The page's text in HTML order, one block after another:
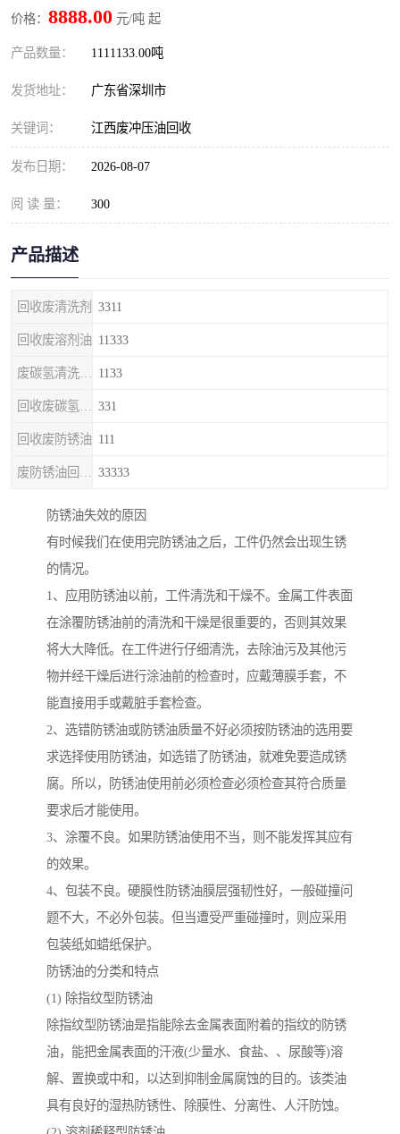
价格： 8888.00 元/吨 起
产品数量： 1111133.00吨
发货地址： 广东省深圳市
关键词： 江西废冲压油回收
发布日期： 2026-08-07
阅 读 量： 300
产品描述
回收废清洗剂 3311
回收废溶剂油 11333
1133
331
回收废防锈油 111
33333
防锈油失效的原因
有时候我们在使用完防锈油之后，工件仍然会出现生锈
的情况。
1、应用防锈油以前，工件清洗和干燥不。金属工件表面
在涂覆防锈油前的清洗和干燥是很重要的，否则其效果
将大大降低。在工件进行仔细清洗，去除油污及其他污
物并经干燥后进行涂油前的检查时，应戴薄膜手套，不
能直接用手或戴脏手套检查。
2、选错防锈油或防锈油质量不好必须按防锈油的选用要
求选择使用防锈油，如选错了防锈油，就难免要造成锈
腐。所以，防锈油使用前必须检查必须检查其符合质量
要求后才能使用。
3、涂覆不良。如果防锈油使用不当，则不能发挥其应有
的效果。
4、包装不良。硬膜性防锈油膜层强韧性好，一般碰撞问
题不大，不必外包装。但当遭受严重碰撞时，则应采用
包装纸如蜡纸保护。
防锈油的分类和特点
(1) 除指纹型防锈油
除指纹型防锈油是指能除去金属表面附着的指纹的防锈
油，能把金属表面的汗液(少量水、食盐、、尿酸等)溶
解、置换或中和，以达到抑制金属腐蚀的目的。该类油
具有良好的湿热防锈性、除膜性、分离性、人汗防蚀。